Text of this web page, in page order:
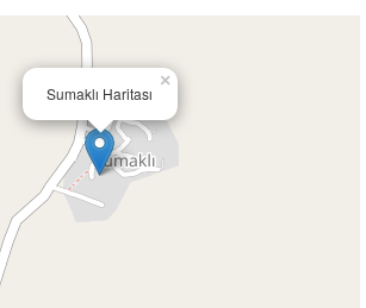
Sumaklı Haritası
×